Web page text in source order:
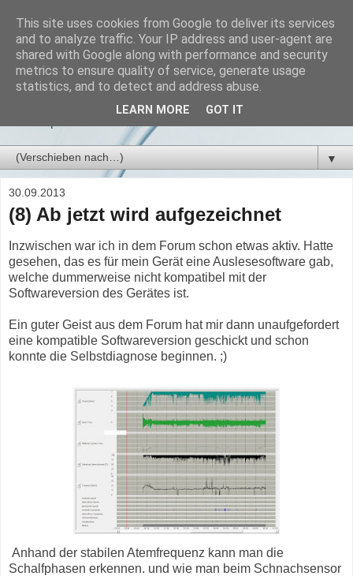
Mein Schlafapnoe-
Tagebuch
Persönliche Erfahrungen zur CPAP-Therapie bei schwerer
▼
30.09.2013
(8) Ab jetzt wird aufgezeichnet
Inzwischen war ich in dem Forum schon etwas aktiv. Hatte
gesehen, das es für mein Gerät eine Auslesesoftware gab,
welche dummerweise nicht kompatibel mit der
Softwareversion des Gerätes ist.
Ein guter Geist aus dem Forum hat mir dann unaufgefordert
eine kompatible Softwareversion geschickt und schon
konnte die Selbstdiagnose beginnen. ;)
Anhand der stabilen Atemfrequenz kann man die
Schalfphasen erkennen. und wie man beim Schnachsensor
This site uses cookies from Google to deliver its services
and to analyze traffic. Your IP address and user-agent are
shared with Google along with performance and security
metrics to ensure quality of service, generate usage
statistics, and to detect and address abuse.
LEARN MORE GOT IT